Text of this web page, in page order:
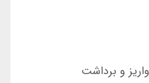
و برداشت